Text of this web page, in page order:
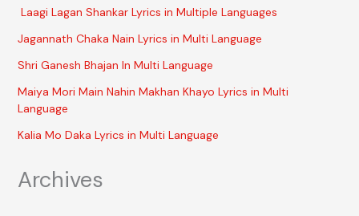
Laagi Lagan Shankar Lyrics in Multiple Languages
Jagannath Chaka Nain Lyrics in Multi Language
Shri Ganesh Bhajan In Multi Language
Maiya Mori Main Nahin Makhan Khayo Lyrics in Multi
Language
Kalia Mo Daka Lyrics in Multi Language
Archives